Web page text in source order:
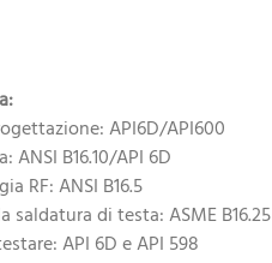
API6D/API600
ANSI B16.10/API 6D
RF: ANSI B16.5
saldatura di testa: ASME B16.25
API 6D e API 598